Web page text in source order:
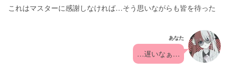
これはマスターに感謝しなければ…そう思いながらも皆を待った
あなた
…遅いなぁ…